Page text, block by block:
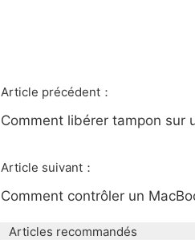
Article précédent：
Comment libérer tampon sur
Article suivant：
Comment contrôler un
Articles recommandés